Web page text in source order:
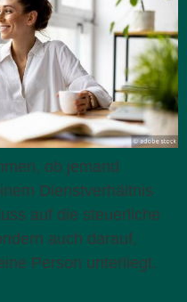
ob jemand
Dienstverhältnis
auf die steuerliche
auch darauf,
Person unterliegt.